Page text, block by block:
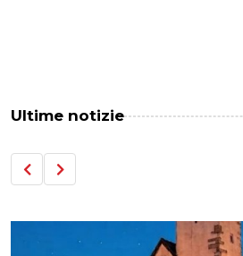
Ultime notizie